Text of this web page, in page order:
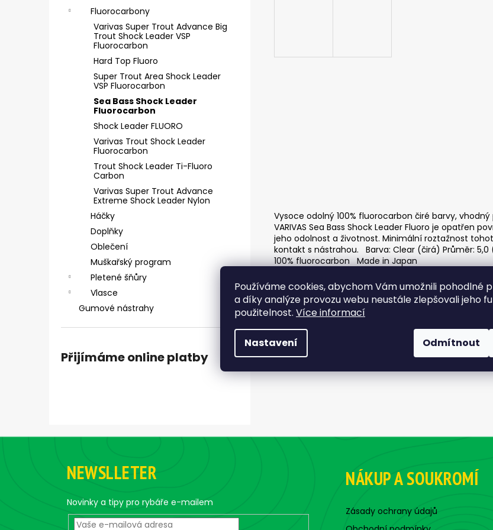
Používáme cookies, abychom Vám umožnili pohodlné
a díky analýze provozu webu neustále zlepšovali jeho
použitelnost. Více informací
Nastavení Odmítnout
Fluorocarbony
Varivas Super Trout Advance Big
Trout Shock Leader VSP
Fluorocarbon
Hard Top Fluoro
Super Trout Area Shock Leader
VSP Fluorocarbon
Sea Bass Shock Leader
Fluorocarbon
Shock Leader FLUORO
Varivas Trout Shock Leader
Fluorocarbon
Trout Shock Leader Ti-Fluoro
Carbon
Varivas Super Trout Advance
Extreme Shock Leader Nylon
Háčky
Doplňky
Oblečení
Muškařský program
Pletené šňůry
Vlasce
Gumové nástrahy
Přijímáme online platby
Vysoce odolný 100% fluorocarbon čiré barvy,
VARIVAS Sea Bass Shock Leader Fluoro je opatřen
jeho odolnost a životnost. Minimální roztažnost
kontakt s nástrahou. Barva: Clear (čirá) Průměr: 5,0
100% fluorocarbon Made in Japan
SICKLE #6 - 5 KS, 4 G
69 Kč
SICKLE #6 - 5 KS, 3 G
Z
NEWSLLETER
Novinky a tipy pro rybáře e-mailem
NÁKUP A SOUKROMÍ
Zásady ochrany údajů